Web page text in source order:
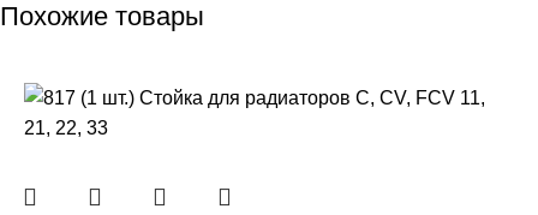
Похожие товары